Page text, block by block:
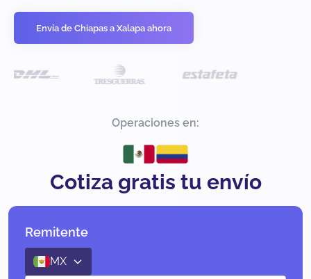
Envía de Chiapas a Xalapa ahora
Operaciones en:
Cotiza gratis tu envío
Remitente
MX